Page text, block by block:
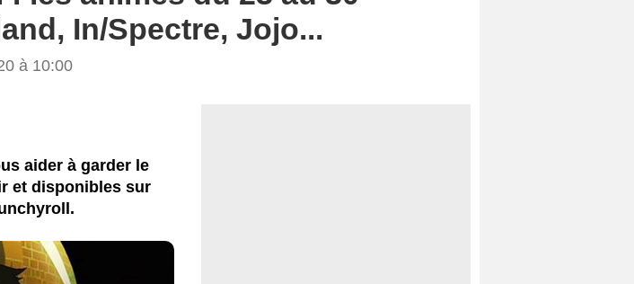
In/Spectre, Jojo...
à 10:00
article
aider à garder le
et disponibles sur